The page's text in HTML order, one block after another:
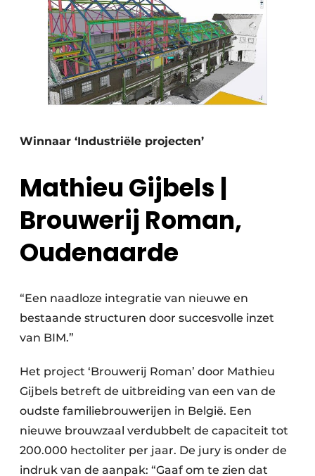
Winnaar ‘Industriële projecten’
Mathieu Gijbels |
Brouwerij Roman,
Oudenaarde
“Een naadloze integratie van nieuwe en
bestaande structuren door succesvolle inzet
van BIM.”
Het project ‘Brouwerij Roman’ door Mathieu
Gijbels betreft de uitbreiding van een van de
oudste familiebrouwerijen in België. Een
nieuwe brouwzaal verdubbelt de capaciteit tot
200.000 hectoliter per jaar. De jury is onder de
indruk van de aanpak: “Gaaf om te zien dat